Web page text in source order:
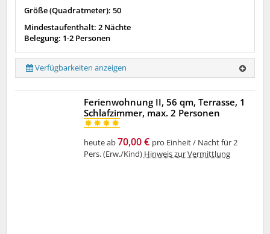
Größe (Quadratmeter): 50
Mindestaufenthalt: 2 Nächte
Belegung: 1-2 Personen
Verfügbarkeiten anzeigen
Ferienwohnung II, 56 qm, Terrasse, 1
Schlafzimmer, max. 2 Personen
heute ab70,00 € pro Einheit / Nacht für 2
Pers. (Erw./Kind) Hinweis zur Vermittlung